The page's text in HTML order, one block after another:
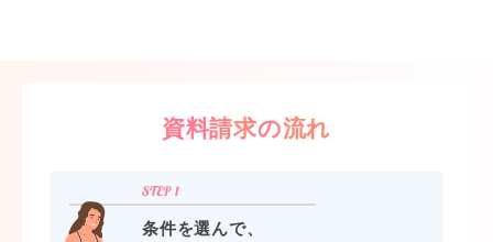
資料請求の流れ
条件を選んで、